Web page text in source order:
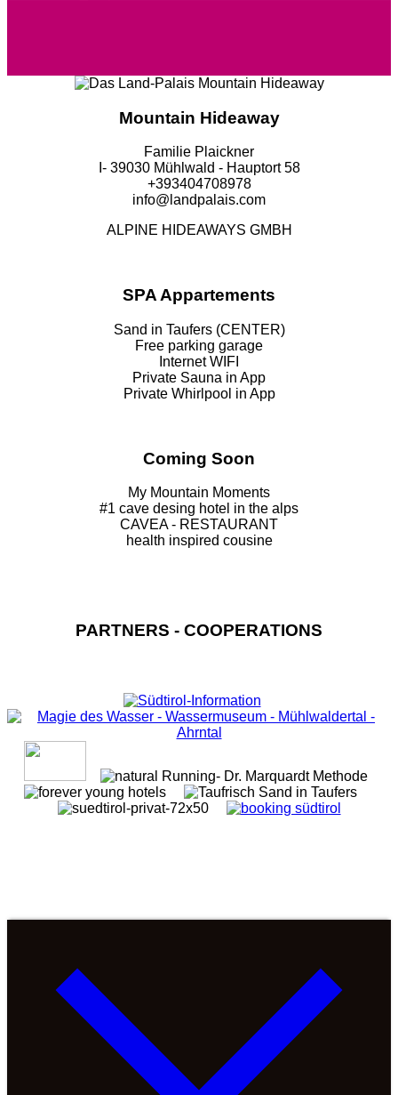
Mountain Hideaway
Familie Plaickner
I- 39030 Mühlwald - Hauptort 58
+393404708978
info@landpalais.com
ALPINE HIDEAWAYS GMBH
SPA Appartements
Sand in Taufers (CENTER)
Free parking garage
Internet WIFI
Private Sauna in App
Private Whirlpool in App
Coming Soon
My Mountain Moments
#1 cave desing hotel in the alps
CAVEA - RESTAURANT
health inspired cousine
PARTNERS - COOPERATIONS